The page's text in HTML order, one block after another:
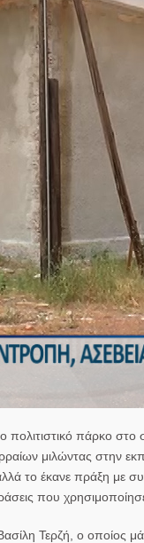
πάρκο
μιλώντας στην
το έκανε πράξη με
που
Τερζή, ο οποίος